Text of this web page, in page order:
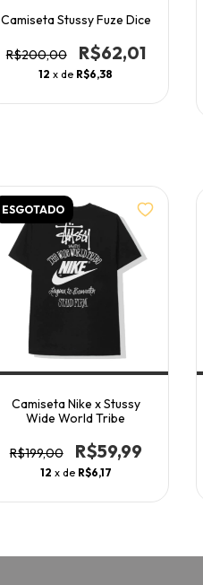
Camiseta Stussy Fuze Dice
R$200,00 R$62,01
12 x de R$6,38
ESGOTADO
Camiseta Nike x Stussy
Wide World Tribe
R$199,00 R$59,99
12 x de R$6,17